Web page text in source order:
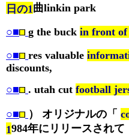
日の1 曲linkin park
○■
g the buck in front of
○■
res valuable
discounts,
○■ . utah cut football
○■ ） オリジナルの「
1984年にリリースされて